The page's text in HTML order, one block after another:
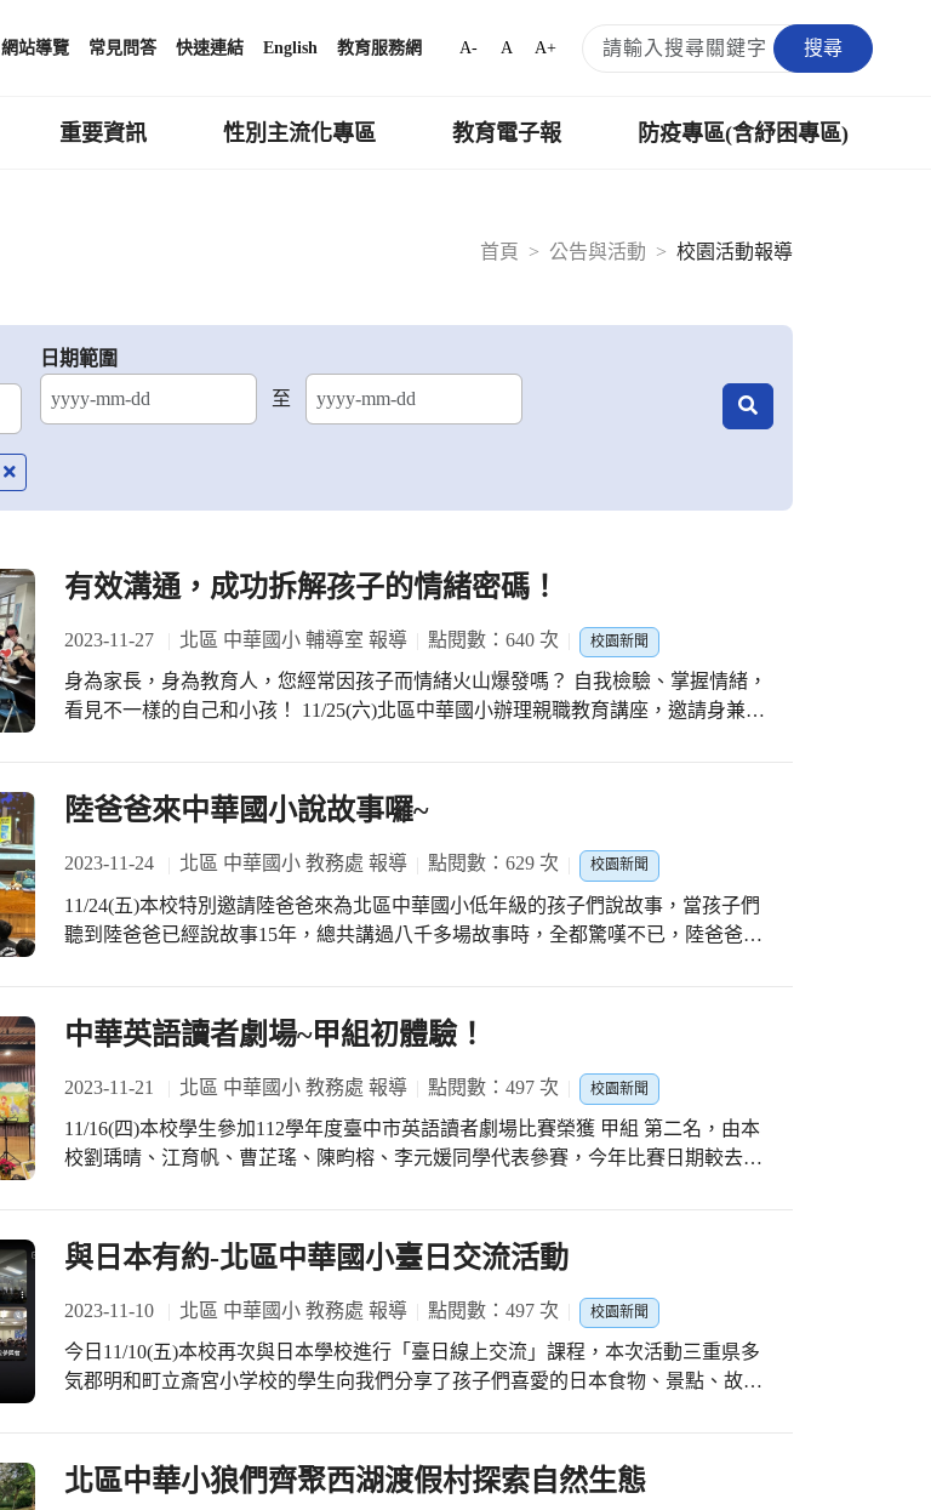
網站導覽 常見問答 快速連結 English 教育服務網 A- A A+ 搜尋
重要資訊 性別主流化專區 教育電子報 防疫專區(含紓困專區)
首頁
公告與活動 校園活動報導
日期範圍
至
結束日期
有效溝通，成功拆解孩子的情緒密碼！
2023-11-27 北區 中華國小 輔導室 報導 點閱數：640 次 校園新聞
身為家長，身為教育人，您經常因孩子而情緒火山爆發嗎？ 自我檢驗、掌握情緒，
看見不一樣的自己和小孩！ 11/25(六)北區中華國小辦理親職教育講座，邀請身兼諮
長！ 講演內容以情緒穩定基本功、掌握情緒的關鍵能力，以及有效溝通的秘密武器
—「三明治表達法」為主軸，鼓勵家長讓自己偶爾抽身喘息一下，創造自己的充電
器；練習調整觀點，瞭解孩子的真實感受，做有益的回應；並努力成為孩子表達情
芃心理師輕鬆幽默卻又句句擊 中父母心聲、引發共感和反思的分享中，與會的中華
家長們也展現優質學員 的專注認真，個個收穫滿滿！家長回饋：很棒的課程，希望
棒！ 每個孩子都希望成為父母眼中最閃亮的那顆星，父母說出來的話，建構孩子的
關心孩子在校的生活，聽孩子討論他喜歡的遊戲、崇拜的偶像；用愛和傾聽做有效
溝通，拆解孩子的情緒密碼！
陸爸爸來中華國小說故事囉~
2023-11-24 北區 中華國小 教務處 報導 點閱數：629 次 校園新聞
11/24(五)本校特別邀請陸爸爸來為北區中華國小低年級的孩子們說故事，當孩子們
聽到陸爸爸已經說故事15年，總共講過八千多場故事時，全都驚嘆不已，陸爸爸故
家、小希的網不一樣以及神奇床四個故事加以詮釋，讓大家的情緒隨著故事情節起
伏，時而緊張，時而大笑，除此之外，這些故事更蘊含了許多人生哲理與正向鼓勵
的精神，從尊重、包容到分享，更期許孩子們能欣賞並肯定自己。 最後，各班迫不
及待輪流和陸爸爸一起合影，離開前更紛紛搶著與陸爸爸、小橘道別！謝謝陸爸爸
藉由說故事的方式，點亮閱讀的一盞燈，傳遞故事中愛與溫暖的同時，也帶給孩子
們正面且勇於挑戰的正能量。
中華英語讀者劇場~甲組初體驗！
2023-11-21 北區 中華國小 教務處 報導 點閱數：497 次 校園新聞
11/16(四)本校學生參加112學年度臺中市英語讀者劇場比賽榮獲 甲組 第二名，由本
校劉瑀晴、江育帆、曹芷瑤、陳畇榕、李元媛同學代表參賽，今年比賽日期較去年
然保持這樣的好成績！值得嘉許！也感謝指導老師李梓瑟老師、Peter Dunstan老師辛
苦指導。
與日本有約-北區中華國小臺日交流活動
2023-11-10 北區 中華國小 教務處 報導 點閱數：497 次 校園新聞
今日11/10(五)本校再次與日本學校進行「臺日線上交流」課程，本次活動三重県多
気郡明和町⽴斎宮⼩学校的學生向我們分享了孩子們喜愛的日本食物、景點、故事
的喜好與興趣，過程當中，我們國語、日語及英語夾雜的畫面，充分激起了兩方孩
子們的熱情，紛紛期待未來能有再一次線上相見的機會！
北區中華小狼們齊聚西湖渡假村探索自然生態